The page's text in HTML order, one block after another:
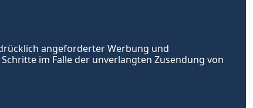
angeforderter Werbung und
im Falle der unverlangten Zusendung von